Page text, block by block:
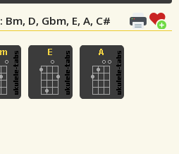
: Bm, D, Gbm, E, A, C#